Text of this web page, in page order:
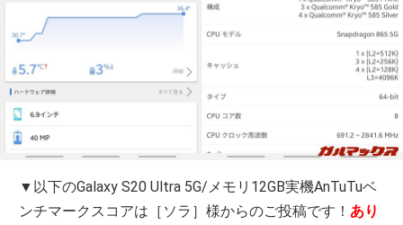
▼以下のGalaxy S20 Ultra 5G/メモリ12GB実機AnTuTuベ
ンチマークスコアは［ソラ］様からのご投稿です！ あり